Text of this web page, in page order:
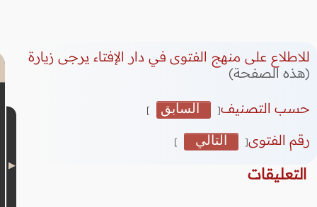
للاطلاع على منهج الفتوى في دار الإفتاء يرجى زيارة
(هذه الصفحة)
حسب التصنيف[ السابق ]
رقم الفتوى[ التالي ]
التعليقات